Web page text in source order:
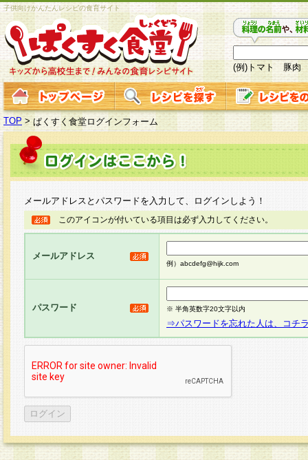
子供向けかんたんレシピの食育サイト
(例)トマト 豚肉
TOP > ぱくすく食堂ログインフォーム
メールアドレスとパスワードを入力して、ログインしよう！
このアイコンが付いている項目は必ず入力してください。
メールアドレス
例）abcdefg@hijk.com
パスワード ※ 半角英数字20文字以内
⇒パスワードを忘れた人は、コチ